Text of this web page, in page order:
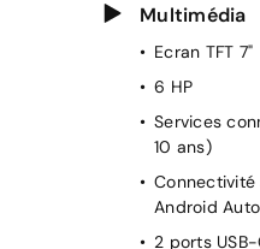
Multimédia
Ecran TFT 7"
6 HP
Services
10 ans)
Android
2 ports